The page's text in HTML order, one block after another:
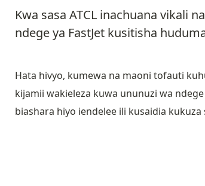
Kwa sasa ATCL inachuana vikali
ndege ya FastJet kusitisha
Hata hivyo, kumewa na maoni tofauti
kijamii wakieleza kuwa ununuzi wa
biashara hiyo iendelee ili kusaidia